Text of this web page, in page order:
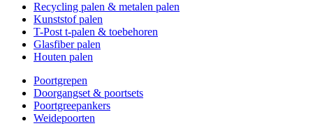
Recycling palen & metalen palen
Kunststof palen
T-Post t-palen & toebehoren
Glasfiber palen
Houten palen
Poortgrepen
Doorgangset & poortsets
Poortgreepankers
Weidepoorten